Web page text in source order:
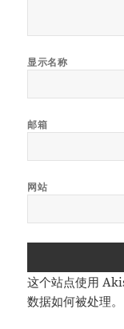
显示名称
邮箱
网站
这个站点使用
数据如何被处理。